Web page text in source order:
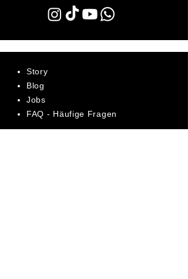
Story
Blog
Jobs
FAQ - Häufige Fragen